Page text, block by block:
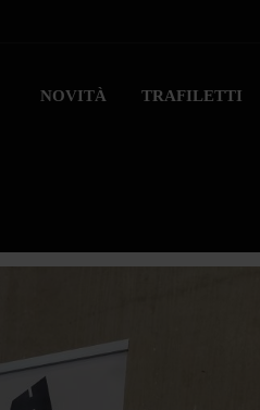
NOVITÀ TRAFILETTI